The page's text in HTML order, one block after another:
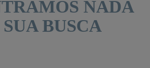
NADA
BUSCA